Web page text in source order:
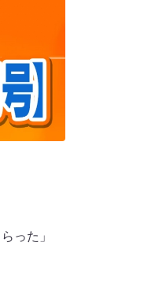
った」